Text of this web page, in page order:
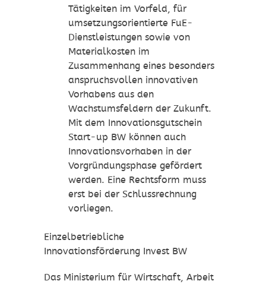
Tätigkeiten im Vorfeld, für
umsetzungsorientierte FuE-
Dienstleistungen sowie von
Materialkosten im
Zusammenhang eines besonders
anspruchsvollen innovativen
Vorhabens aus den
Wachstumsfeldern der Zukunft.
Mit dem Innovationsgutschein
Start-up BW können auch
Innovationsvorhaben in der
Vorgründungsphase gefördert
werden. Eine Rechtsform muss
erst bei der Schlussrechnung
vorliegen.
Einzelbetriebliche
Innovationsförderung Invest BW
Das Ministerium für Wirtschaft, Arbeit